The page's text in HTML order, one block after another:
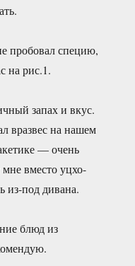
пробовал специю,
на рис.1.
запах и вкус.
вразвес на нашем
— очень
вместо уцхо-
из-под дивана.
блюд из